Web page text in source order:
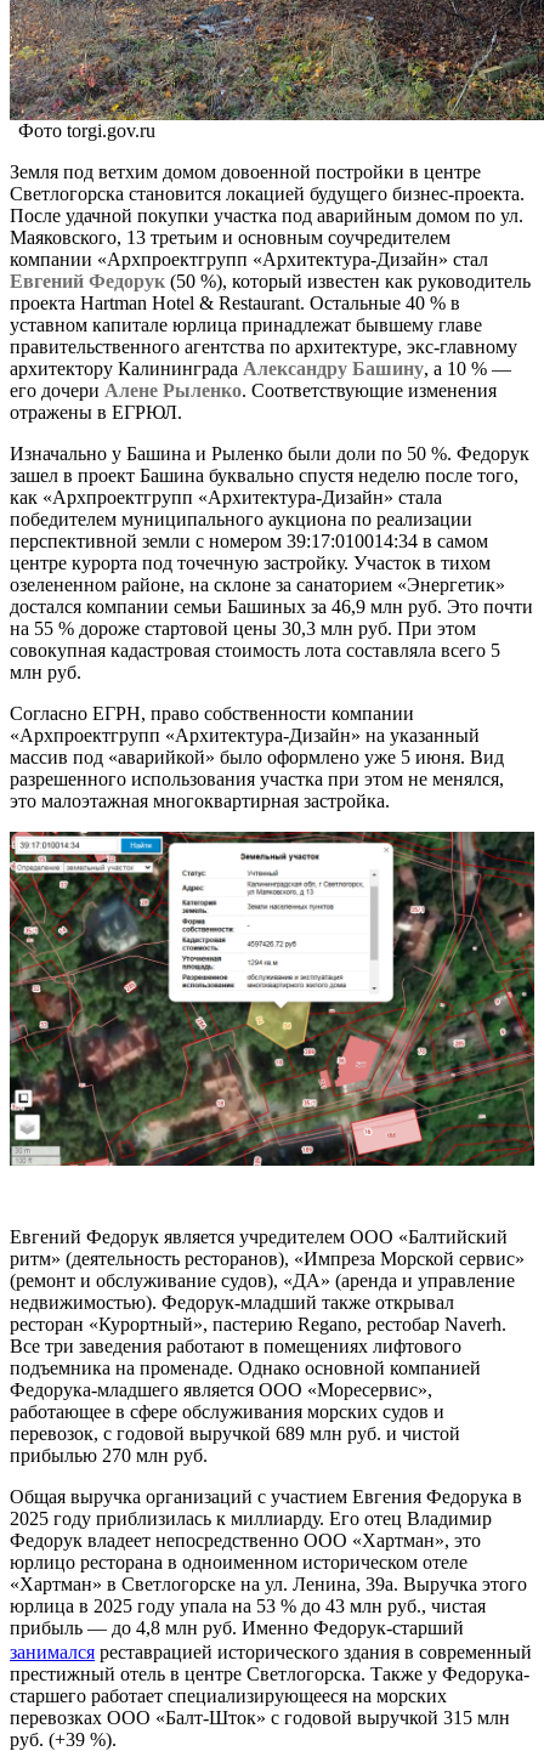
Фото torgi.gov.ru
Земля под ветхим домом довоенной постройки в центре
Светлогорска становится локацией будущего бизнес-проекта.
После удачной покупки участка под аварийным домом по ул.
Маяковского, 13 третьим и основным соучредителем
компании «Архпроектгрупп «Архитектура-Дизайн» стал
Евгений Федорук (50 %), который известен как руководитель
проекта Hartman Hotel & Restaurant. Остальные 40 % в
уставном капитале юрлица принадлежат бывшему главе
правительственного агентства по архитектуре, экс-главному
архитектору Калининграда Александру Башину, а 10 % —
его дочери Алене Рыленко. Соответствующие изменения
отражены в ЕГРЮЛ.
Изначально у Башина и Рыленко были доли по 50 %. Федорук
зашел в проект Башина буквально спустя неделю после того,
как «Архпроектгрупп «Архитектура-Дизайн» стала
победителем муниципального аукциона по реализации
перспективной земли с номером 39:17:010014:34 в самом
центре курорта под точечную застройку. Участок в тихом
озелененном районе, на склоне за санаторием «Энергетик»
достался компании семьи Башиных за 46,9 млн руб. Это почти
на 55 % дороже стартовой цены 30,3 млн руб. При этом
совокупная кадастровая стоимость лота составляла всего 5
млн руб.
Согласно ЕГРН, право собственности компании
«Архпроектгрупп «Архитектура-Дизайн» на указанный
массив под «аварийкой» было оформлено уже 5 июня. Вид
разрешенного использования участка при этом не менялся,
это малоэтажная многоквартирная застройка.
Евгений Федорук является учредителем ООО «Балтийский
ритм» (деятельность ресторанов), «Импреза Морской сервис»
(ремонт и обслуживание судов), «ДА» (аренда и управление
недвижимостью). Федорук-младший также открывал
ресторан «Курортный», пастерию Regano, рестобар Naverh.
Все три заведения работают в помещениях лифтового
подъемника на променаде. Однако основной компанией
Федорука-младшего является ООО «Моресервис»,
работающее в сфере обслуживания морских судов и
перевозок, с годовой выручкой 689 млн руб. и чистой
прибылью 270 млн руб.
Общая выручка организаций с участием Евгения Федорука в
2025 году приблизилась к миллиарду. Его отец Владимир
Федорук владеет непосредственно ООО «Хартман», это
юрлицо ресторана в одноименном историческом отеле
«Хартман» в Светлогорске на ул. Ленина, 39а. Выручка этого
юрлица в 2025 году упала на 53 % до 43 млн руб., чистая
прибыль — до 4,8 млн руб. Именно Федорук-старший
занимался реставрацией исторического здания в современный
престижный отель в центре Светлогорска. Также у Федорука-
старшего работает специализирующееся на морских
перевозках ООО «Балт-Шток» с годовой выручкой 315 млн
руб. (+39 %).